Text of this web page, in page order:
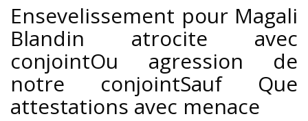
Ensevelissement pour Magali
Blandin atrocite avec
conjointOu agression de
notre conjointSauf Que
attestations avec menace